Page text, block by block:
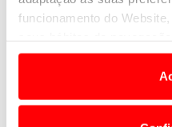
funcionamento do
e anúncios de modo a
Em alguns casos, a
Classificações,
Facebook ACP Golfe